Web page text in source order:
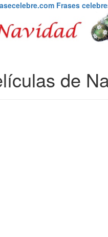
Frases
de